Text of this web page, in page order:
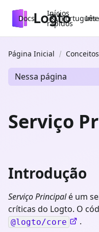
Docs
Inícios
rápidosPortuguês
Página Inicial Conceitos
Nessa página
Serviço
Introdução
Serviço Principalé um
críticas do Logto. O
@logto/core .